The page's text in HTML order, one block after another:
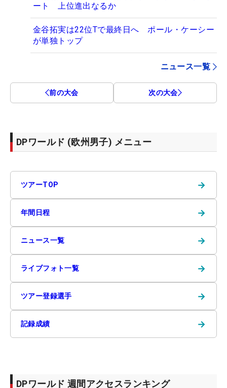
ート 上位進出なるか
金谷拓実は22位Tで最終日へ ポール・ケーシー
が単独トップ
ニュース一覧
前の大会 次の大会
DPワールド (欧州男子) メニュー
ツアーTOP →
年間日程 →
ニュース一覧 →
ライブフォト一覧 →
ツアー登録選手 →
記録成績 →
DPワールド 週間アクセスランキング